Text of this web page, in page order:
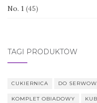
No. 1 (45)
TAGI PRODUKTÓW
CUKIERNICA DO
KOMPLET OBIADOWY